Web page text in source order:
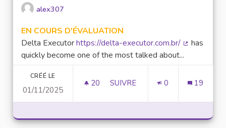
alex307
EN COURS D'ÉVALUATION
Delta Executorhttps://delta-executor.com.br/
has
quickly become one of the most talked about...
CRÉÉ LE
01/11/2025
20 20 ABONNÉS
SUIVRE 0 19